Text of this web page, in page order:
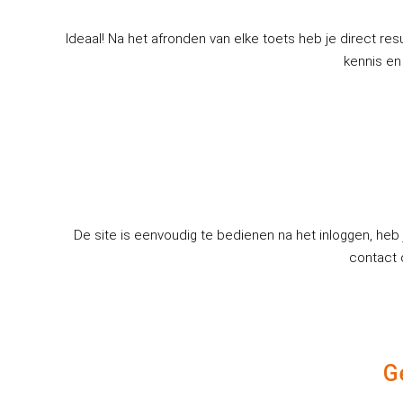
Ideaal! Na het afronden van elke toets heb je direct
kennis
De site is eenvoudig te bedienen na het inloggen,
contact